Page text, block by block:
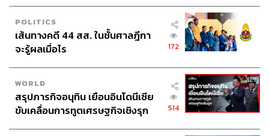
480
POLITICS
เส้นทางคดี 44 สส. ในชั้นศาลฎีกา
จะรู้ผลเมื่อไร
172
WORLD
สรุปภารกิจอนุทิน เยือนอินโดนีเซีย
ขับเคลื่อนการทูตเศรษฐกิจเชิงรุก
514